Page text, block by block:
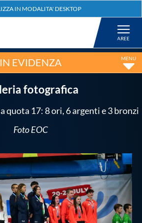
IN EVIDENZA
fotografica
quota 17: 8 ori, 6 argenti e 3 bronzi
Foto EOC